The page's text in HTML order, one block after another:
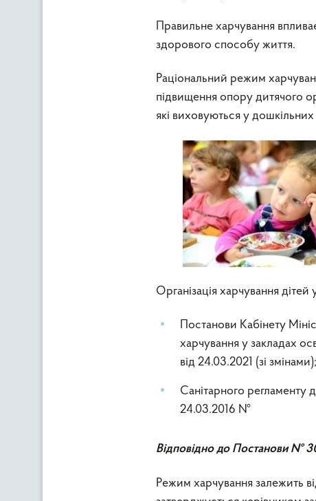
Правильне харчування
здорового способу життя.
Раціональний режим
підвищення опору дитячого
які виховуються у
Організація харчування
Постанови Кабінету
харчування у закладах
від 24.03.2021 (зі змінами);
Санітарного регламенту
24.03.2016 №
Відповідно до Постанови №
Режим харчування залежить